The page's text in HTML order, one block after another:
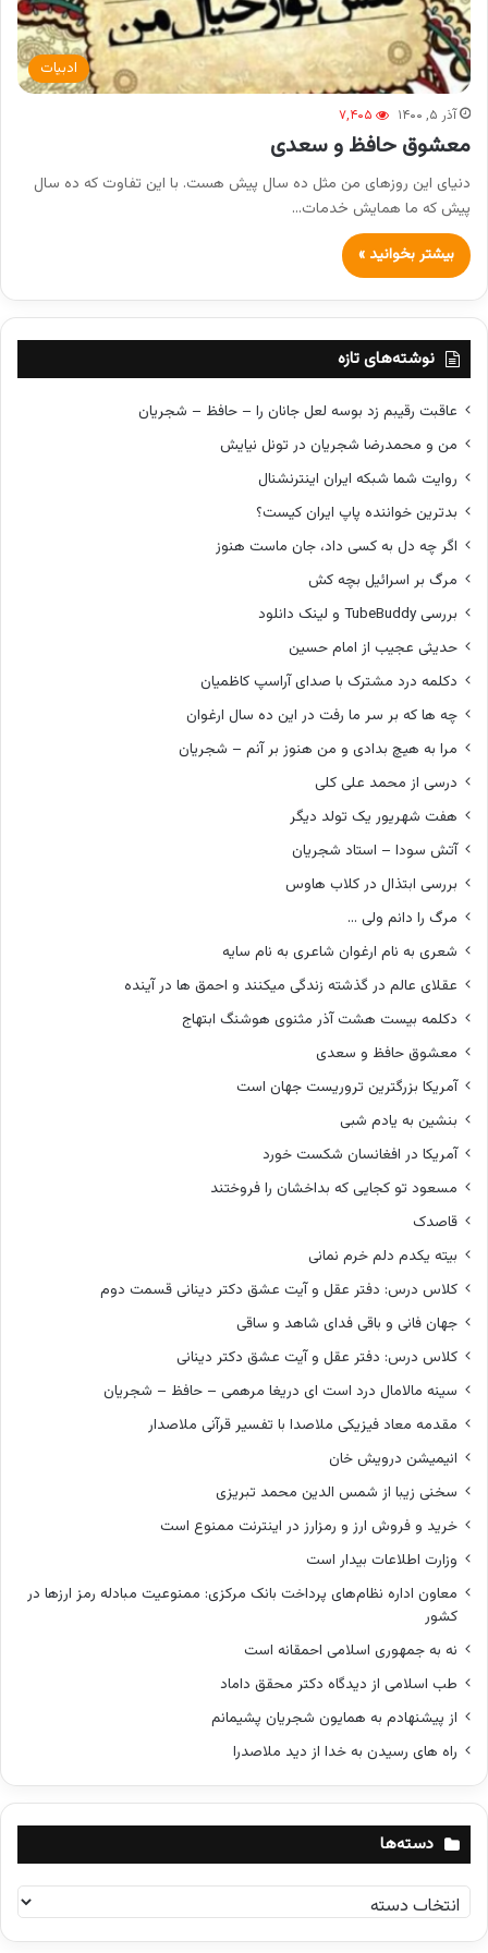
ادبیات
آذر ۵, ۱۴۰۰ ۷,۴۰۵
معشوق حافظ و سعدی
دنیای این روزهای من مثل ده سال پیش هست. با این تفاوت که ده سال
پیش که ما همایش خدمات…
بیشتر بخوانید »
نوشته‌های تازه
عاقبت رقیبم زد بوسه لعل جانان را – حافظ – شجریان
من و محمدرضا شجریان در تونل نیایش
روایت شما شبکه ایران اینترنشنال
بدترین خواننده پاپ ایران کیست؟
اگر چه دل به کسی داد، جان ماست هنوز
مرگ بر اسرائیل بچه کش
بررسی TubeBuddy و لینک دانلود
حدیثی عجیب از امام حسین
دکلمه درد مشترک با صدای آراسپ کاظمیان
چه ها که بر سر ما رفت در این ده سال ارغوان
مرا به هیچ بدادی و من هنوز بر آنم – شجریان
درسی از محمد علی کلی
هفت شهریور یک تولد دیگر
آتش سودا – استاد شجریان
بررسی ابتذال در کلاب هاوس
مرگ را دانم ولی …
شعری به نام ارغوان شاعری به نام سایه
عقلای عالم در گذشته زندگی میکنند و احمق ها در آینده
دکلمه بیست هشت آذر مثنوی هوشنگ ابتهاج
معشوق حافظ و سعدی
آمریکا بزرگترین تروریست جهان است
بنشین به یادم شبی
آمریکا در افغانسان شکست خورد
مسعود تو کجایی که بداخشان را فروختند
قاصدک
بیته یکدم دلم خرم نمانی
کلاس درس: دفتر عقل و آیت عشق دکتر دینانی قسمت دوم
جهان فانی و باقی فدای شاهد و ساقی
کلاس درس: دفتر عقل و آیت عشق دکتر دینانی
سینه مالامال درد است ای دریغا مرهمی – حافظ – شجریان
مقدمه معاد فیزیکی ملاصدا با تفسیر قرآنی ملاصدار
انیمیشن درویش خان
سخنی زیبا از شمس الدین محمد تبریزی
خرید و فروش ارز و رمزارز در اینترنت ممنوع است
وزارت اطلاعات بیدار است
معاون اداره نظام‌های پرداخت بانک مرکزی: ممنوعیت مبادله رمز ارزها در
کشور
نه به جمهوری اسلامی احمقانه است
طب اسلامی از دیدگاه دکتر محقق داماد
از پیشنهادم به همایون شجریان پشیمانم
راه های رسیدن به خدا از دید ملاصدرا
دسته‌ها
د
س
ت